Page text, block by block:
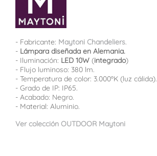
- Fabricante: Maytoni Chandeliers.
- Lámpara diseñada en Alemania.
- Iluminación: LED 10W (integrado)
- Flujo luminoso: 380 lm.
- Temperatura de color: 3.000ºK (luz cálida).
- Grado de IP: IP65.
- Acabado: Negro.
- Material: Aluminio.
Ver colección OUTDOOR Maytoni